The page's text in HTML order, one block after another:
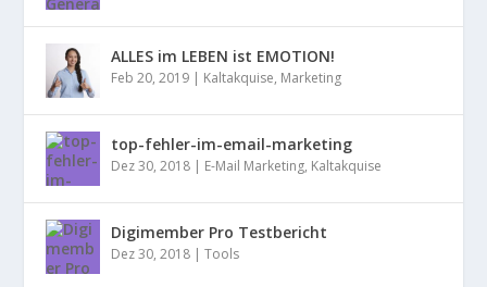
ALLES im LEBEN ist EMOTION!
Feb 20, 2019 | Kaltakquise, Marketing
top-fehler-im-email-marketing
Dez 30, 2018 | E-Mail Marketing, Kaltakquise
Digimember Pro Testbericht
Dez 30, 2018 |Tools